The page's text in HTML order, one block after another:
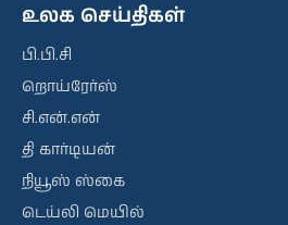
உலக செய்திகள்
பி.பி.சி
றொய்ரேர்ஸ்
சி.என்.என்
தி கார்டியன்
நியூஸ் ஸ்கை
டெய்லி மெயில்